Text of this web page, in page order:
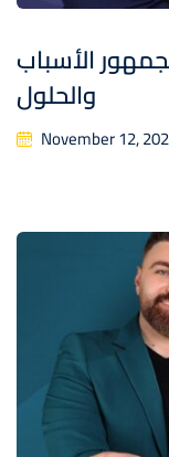
الأسباب
والحلول
November 12,